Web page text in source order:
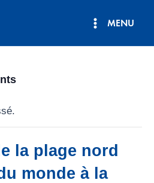
MENU
la plage nord
monde à la